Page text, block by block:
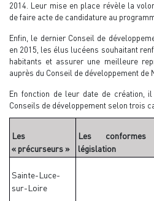
2014. Leur mise en place révèle la
de faire acte de candidature au
Enfin, le dernier Conseil de
en 2015, les élus lucéens souhaitant
habitants et assurer une meilleure
auprès du Conseil de développement de
En fonction de leur date de création,
Conseils de développement selon trois
Les
« précurseurs »
Les
législation
Sainte-Luce-
sur-Loire